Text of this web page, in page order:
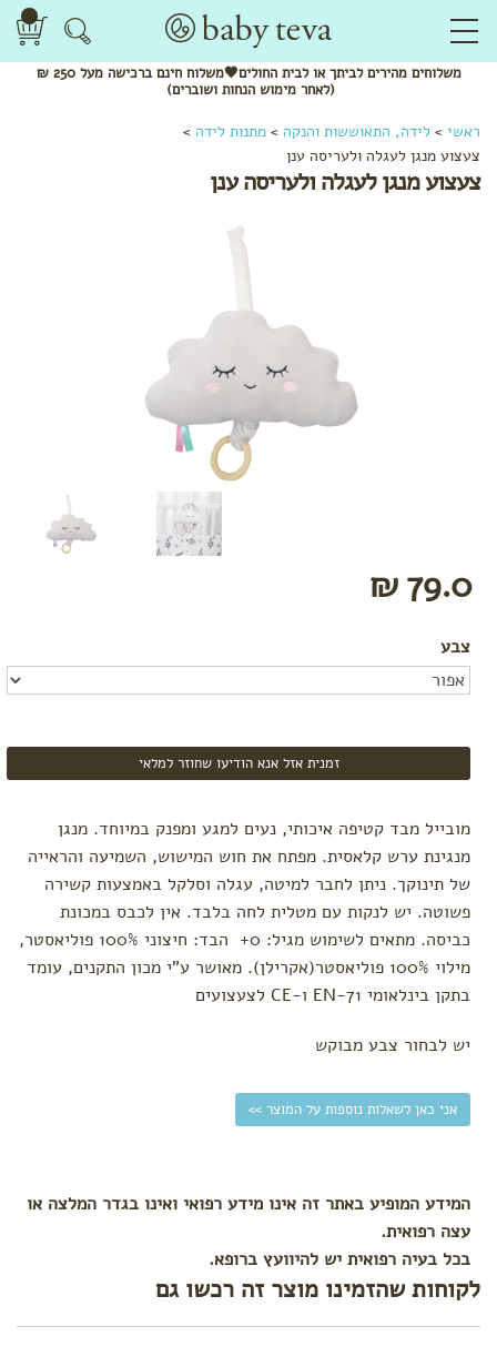
משלוחיםמהיריםלביתך או לבית החולים🖤משלוחחינם
ברכישה מעל 250 ₪
(לאחר מימוש הנחות ושוברים)
לפי צורך
והקלת
הלידה
אווירה
לידה
צירים
תפרים
והתאוששות
מלידה
ראשי > לידה, התאוששות והנקה > מתנות לידה >
צעצוע מנגן לעגלה ולעריסה ענן
צעצוע מנגן לעגלה ולעריסה ענן
79.0 ₪
צבע
זמנית אזל אנא הודיעו שחוזר למלאי
מובייל מבד קטיפה איכותי, נעים למגע ומפנק במיוחד. מנגן
מנגינת ערש קלאסית. מפתח את חוש המישוש, השמיעה והראייה
של תינוקך. ניתן לחבר למיטה, עגלה וסלקל באמצעות קשירה
פשוטה. יש לנקות עם מטלית לחה בלבד. אין לכבס במכונת
כביסה. מתאים לשימוש מגיל: 0+ הבד: חיצוני 100% פוליאסטר,
מילוי 100% פוליאסטר(אקרילן). מאושר ע"י מכון התקנים, עומד
בתקן בינלאומי EN-71 ו-CE לצעצועים
יש לבחור צבע מבוקש
אני כאן לשאלות נוספות על המוצר >>
המידע המופיע באתר זה אינו מידע רפואי ואינו בגדר המלצה או
עצה רפואית.
בכל בעיה רפואית יש להיוועץ ברופא.
לקוחות שהזמינו מוצר זה רכשו גם